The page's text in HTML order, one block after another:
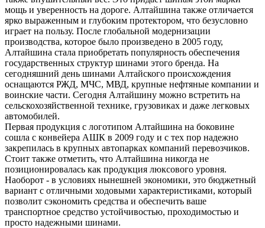
мощь и уверенность на дороге. Алтайшина также отличается
ярко выраженным и глубоким протектором, что безусловно
играет на пользу. После глобальной модернизации
производства, которое было произведено в 2005 году,
Алтайшина стала приобретать популярность обеспечения
государственных структур шинами этого бренда. На
сегодняшний день шинами Алтайского происхождения
оснащаются РЖД, МЧС, МВД, крупные нефтяные компании и
воинские части. Сегодня Алтайшину можно встретить на
сельскохозяйственной технике, грузовиках и даже легковых
автомобилей.
Первая продукция с логотипом Алтайшина на боковине
сошла с конвейера АШК в 2009 году и с тех пор надежно
закрепилась в крупных автопарках компаний перевозчиков.
Стоит также отметить, что Алтайшина никогда не
позиционировалась как продукция люксового уровня.
Наоборот - в условиях нынешней экономики, это бюджетный
вариант с отличными ходовыми характеристиками, который
позволит сэкономить средства и обеспечить ваше
транспортное средство устойчивостью, проходимостью и
просто надежными шинами.